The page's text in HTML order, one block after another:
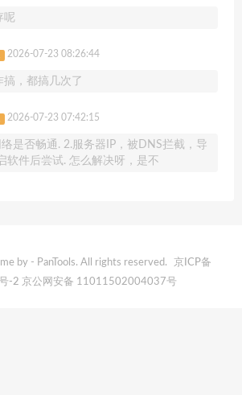
呢
2026-07-23 08:26:44
，都搞几次了
2026-07-23 07:42:15
是否畅通. 2.服务器IP，被DNS拦截，导
软件后尝试. 怎么解决呀，是不
by - PanTools. All rights reserved.
京ICP备
-2 京公网安备 11011502004037号